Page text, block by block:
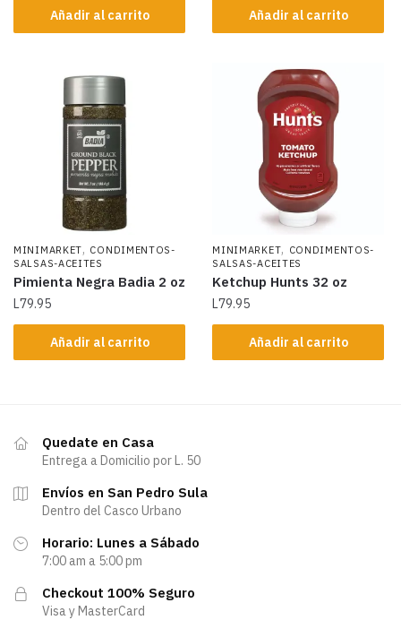
Añadir al carrito Añadir al carrito
MINIMARKET, CONDIMENTOS-
SALSAS-ACEITES
Pimienta Negra Badia 2 oz
L79.95
Añadir al carrito
MINIMARKET, CONDIMENTOS-
SALSAS-ACEITES
Ketchup Hunts 32 oz
L79.95
Añadir al carrito
Quedate en Casa
Entrega a Domicilio por L. 50
Envíos en San Pedro Sula
Dentro del Casco Urbano
Horario: Lunes a Sábado
7:00 am a 5:00 pm
Checkout 100% Seguro
Visa y MasterCard